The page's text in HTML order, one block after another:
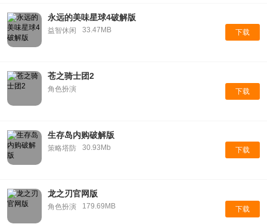
永远的美味星球4破解版
益智休闲 33.47MB 下载
苍之骑士团2
角色扮演 下载
生存岛内购破解版
策略塔防 30.93Mb 下载
龙之刃官网版
角色扮演 179.69MB 下载